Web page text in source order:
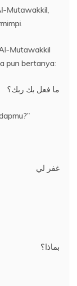
Mutawakkil,
Mutawakkil
pun bertanya:
ما فعل بك ربك؟
غفر لي
بماذا؟